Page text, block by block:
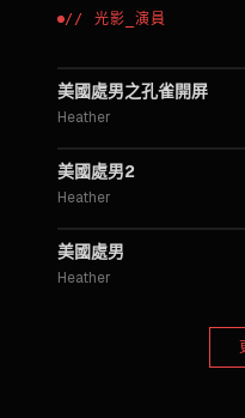
// 光影 _演員
美國處男之孔雀開屏
Heather
美國處男2
Heather
美國處男
Heather